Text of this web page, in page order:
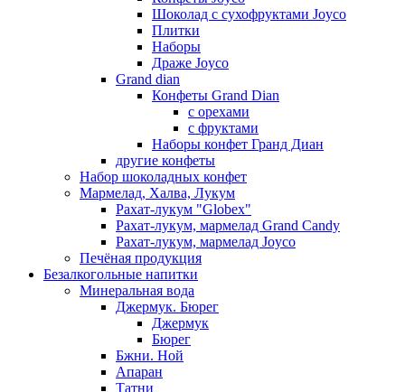
Шоколад с сухофруктами Joyco
Плитки
Наборы
Драже Joyco
Grand dian
Конфеты Grand Dian
с орехами
с фруктами
Наборы конфет Гранд Диан
другие конфеты
Набор шоколадных конфет
Мармелад, Халва, Лукум
Рахат-лукум "Globex"
Рахат-лукум, мармелад Grand Candy
Рахат-лукум, мармелад Joyco
Печёная продукция
Безалкогольные напитки
Минеральная вода
Джермук. Бюрег
Джермук
Бюрег
Бжни. Ной
Апаран
Татни